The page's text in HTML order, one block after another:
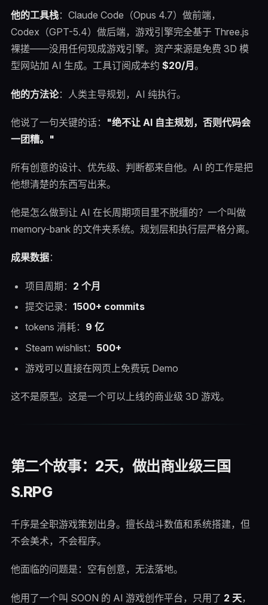
他的工具栈：Claude Code（Opus 4.7）做前端，
Codex（GPT-5.4）做后端，游戏引擎完全基于 Three.js
裸搓——没用任何现成游戏引擎。资产来源是免费 3D 模
型网站加 AI 生成。工具订阅成本约 $20/月 。
他的方法论：人类主导规划，AI 纯执行。
他说了一句关键的话：
"绝不让 AI 自主规划，否则代码会
一团糟。"
所有创意的设计、优先级、判断都来自他。AI 的工作是把
他想清楚的东西写出来。
他是怎么做到让 AI 在长周期项目里不脱缰的？一个叫做
memory-bank 的文件夹系统。规划层和执行层严格分离。
成果数据：
项目周期： 2 个月
提交记录： 1500+ commits
tokens 消耗： 9 亿
Steam wishlist： 500+
游戏可以直接在网页上免费玩 Demo
这不是原型。这是一个可以上线的商业级 3D 游戏。
第二个故事：2天，做出商业级三国
S.RPG
千序是全职游戏策划出身。擅长战斗数值和系统搭建，但
不会美术，不会程序。
他面临的问题是：空有创意，无法落地。
他用了一个叫 SOON 的 AI 游戏创作平台，只用了 2 天，